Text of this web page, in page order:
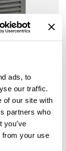
ads, to
our traffic.
of our site with
partners who
you’ve
from your use
SOLDADURA